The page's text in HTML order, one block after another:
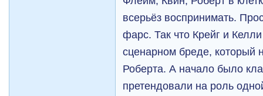
всерьёз воспринимать.
фарс. Так что Крейг и
сценарном бреде, который
Роберта. А начало было
претендовали на роль